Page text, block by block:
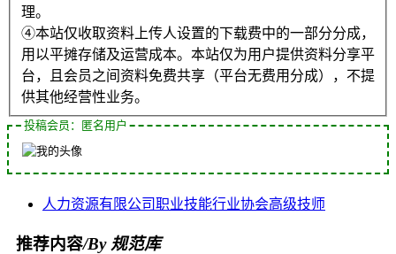
理。
④本站仅收取资料上传人设置的下载费中的一部分分成，
用以平摊存储及运营成本。本站仅为用户提供资料分享平
台，且会员之间资料免费共享（平台无费用分成），不提
供其他经营性业务。
投稿会员：匿名用户
人力资源有限公司职业技能行业协会高级技师
推荐内容/By 规范库